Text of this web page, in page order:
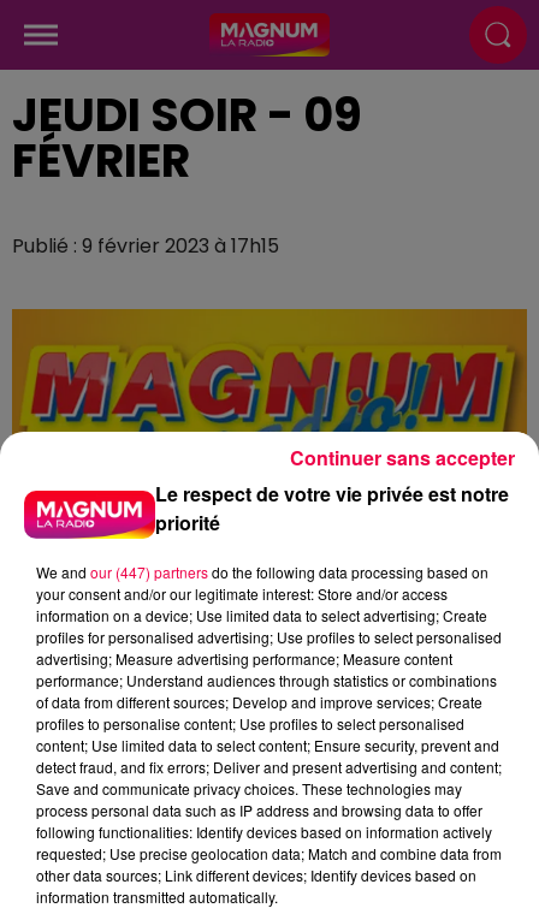
JEUDI SOIR - 09
FÉVRIER
Publié : 9 février 2023 à 17h15
Flash infos
Crédit :Flash infos
Le respect de votre vie privée est notre
priorité
We and our (447) partnersdo the following data processing based on
your consent and/or our legitimate interest: Store and/or access
information on a device; Use limited data to select advertising; Create
profiles for personalised advertising; Use profiles to select personalised
advertising; Measure advertising performance; Measure content
performance; Understand audiences through statistics or combinations
of data from different sources; Develop and improve services; Create
profiles to personalise content; Use profiles to select personalised
content; Use limited data to select content; Ensure security, prevent and
detect fraud, and fix errors; Deliver and present advertising and content;
Save and communicate privacy choices. These technologies may
process personal data such as IP address and browsing data to offer
following functionalities: Identify devices based on information actively
requested; Use precise geolocation data; Match and combine data from
other data sources; Link different devices; Identify devices based on
information transmitted automatically.
Continuer sans accepter